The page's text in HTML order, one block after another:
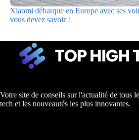
Xiaomi débarque en Europe avec ses
vous devez savoir !
Votre site de conseils sur l'actualité de tous
tech et les nouveautés les plus innovantes.